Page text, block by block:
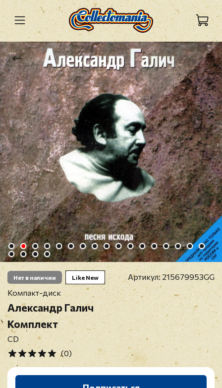
Нет в наличии Like New Артикул:215679953GG
Компакт-диск
Александр Галич
Комплект
CD
(0)